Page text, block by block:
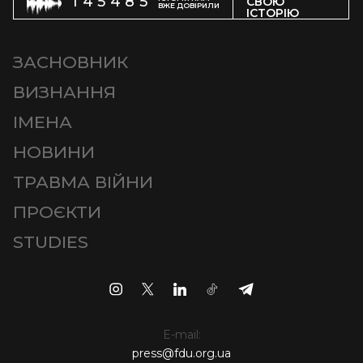
ВЖЕ ДОВІРИЛИ
ІСТОРІЮ
ЗАСНОВНИК
ВИЗНАННЯ
ІМЕНА
НОВИНИ
ТРАВМА ВІЙНИ
ПРОЄКТИ
STUDIES
E-mail:
press@fdu.org.ua